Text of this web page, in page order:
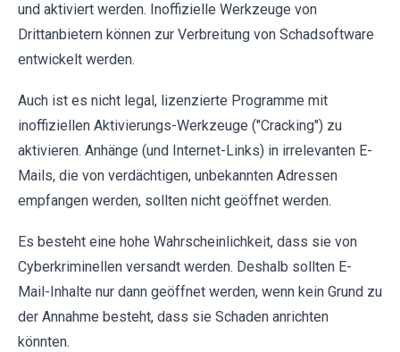
und aktiviert werden. Inoffizielle Werkzeuge von
Drittanbietern können zur Verbreitung von Schadsoftware
entwickelt werden.
Auch ist es nicht legal, lizenzierte Programme mit
inoffiziellen Aktivierungs-Werkzeuge ("Cracking") zu
aktivieren. Anhänge (und Internet-Links) in irrelevanten E-
Mails, die von verdächtigen, unbekannten Adressen
empfangen werden, sollten nicht geöffnet werden.
Es besteht eine hohe Wahrscheinlichkeit, dass sie von
Cyberkriminellen versandt werden. Deshalb sollten E-
Mail-Inhalte nur dann geöffnet werden, wenn kein Grund zu
der Annahme besteht, dass sie Schaden anrichten
könnten.